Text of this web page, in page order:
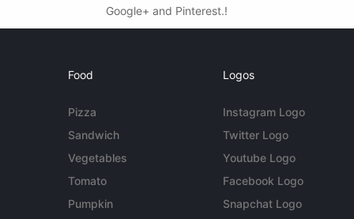
Google+ and Pinterest.!
Food
Pizza
Sandwich
Vegetables
Tomato
Pumpkin
Logos
Instagram Logo
Twitter Logo
Youtube Logo
Facebook Logo
Snapchat Logo